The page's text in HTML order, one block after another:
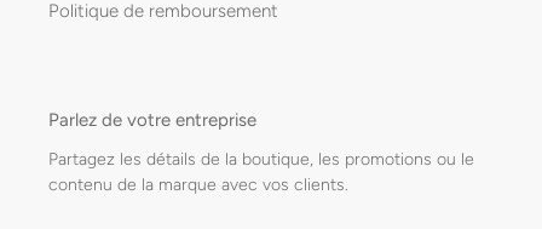
Politique de remboursement
Parlez de votre entreprise
Partagez les détails de la boutique, les promotions ou le
contenu de la marque avec vos clients.